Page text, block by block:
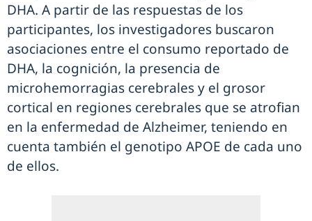
DHA. A partir de las respuestas de los
participantes, los investigadores buscaron
asociaciones entre el consumo reportado de
DHA, la cognición, la presencia de
microhemorragias cerebrales y el grosor
cortical en regiones cerebrales que se atrofian
en la enfermedad de Alzheimer, teniendo en
cuenta también el genotipo APOE de cada uno
de ellos.